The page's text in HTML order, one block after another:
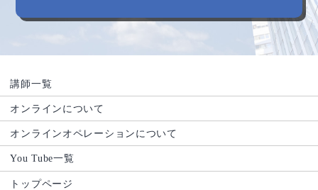
講師一覧
オンラインについて
オンラインオペレーションについて
You Tube一覧
トップページ